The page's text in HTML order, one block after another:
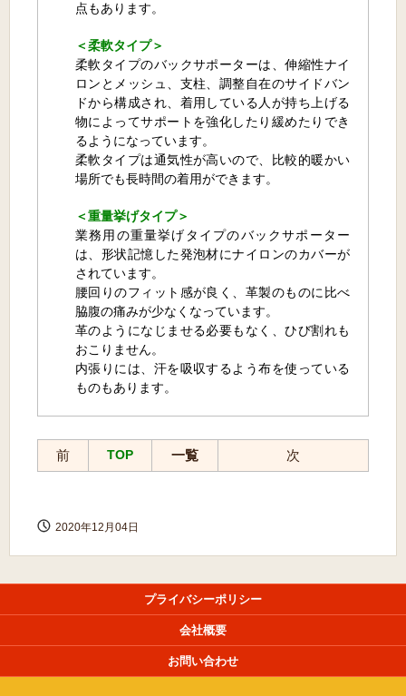
点もあります。
＜柔軟タイプ＞
柔軟タイプのバックサポーターは、伸縮性ナイ
ロンとメッシュ、支柱、調整自在のサイドバン
ドから構成され、着用している人が持ち上げる
物によってサポートを強化したり緩めたりでき
るようになっています。
柔軟タイプは通気性が高いので、比較的暖かい
場所でも長時間の着用ができます。
＜重量挙げタイプ＞
業務用の重量挙げタイプのバックサポーター
は、形状記憶した発泡材にナイロンのカバーが
されています。
腰回りのフィット感が良く、革製のものに比べ
脇腹の痛みが少なくなっています。
革のようになじませる必要もなく、ひび割れも
おこりません。
内張りには、汗を吸収するよう布を使っている
ものもあります。
前 TOP 一覧 次
2020年12月04日
プライバシーポリシー
会社概要
お問い合わせ